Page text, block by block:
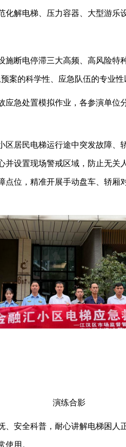
解电梯、压力容器、大型游乐
断电停滞三大高频、高风险特
案的科学性、应急队伍的专业性
急处置模拟作业，各参演单
居民电梯运行途中突发故障
设置现场警戒区域，防止无
位，精准开展手动盘车、轿厢
演练合影
安全科普，耐心讲解电梯困
用。